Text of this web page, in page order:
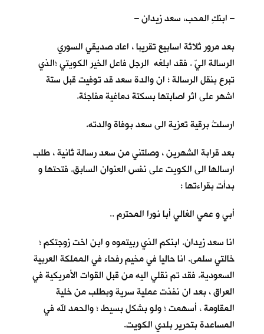
– ابنكِ المحب، سعد زيدان –
بعد مرور ثلاثة اسابيع تقريبا ، اعاد صديقي السوري
الرسالة اليّ . فقد ابلغه الرجل فاعل الخير الكويتي ؛الذي
تبرع بنقل الرسالة ؛ ان والدة سعد قد توفيت قبل ستة
اشهر على اثر اصابتها بسكتة دماغية مفاجئة.
ارسلتُ برقية تعزية الى سعد بوفاة والدته.
بعد قرابة الشهرين ، وصلتني من سعد رسالة ثانية ، طلب
ارسالها الى الكويت على نفس العنوان السابق. فتحتها و
بدأت بقراءتها :
أبي و عمي الغالي أبا نورا المحترم ..
انا سعد زيدان. ابنكم الذي ربيتموه و ابن اخت زوجتكم ؛
خالتي سلمى. انا حاليا في مخيم رفحاء في المملكة العربية
السعودية. فقد تم نقلي اليه من قبل القوات الأمريكية في
العراق ، بعد ان نفذت عملية سرية وبطلب من خلية
المقاومة ، أسهمت ؛ ولو بشكل بسيط ؛ والحمد لله في
المساعدة بتحرير بلدي الكويت.